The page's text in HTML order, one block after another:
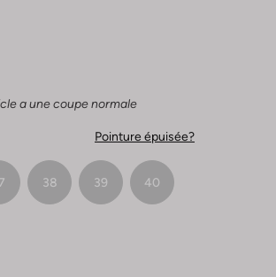
a une coupe normale
Pointure épuisée?
38 39 40